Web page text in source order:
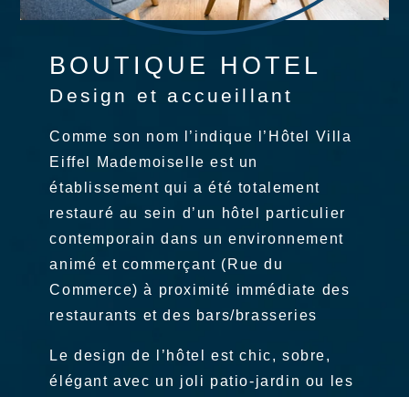
B OUTIQUE HOTEL
Design et accueillant
Comme son nom l’indique l’Hôtel Villa
Eiffel Mademoiselle est un
établissement qui a été totalement
restauré au sein d’un hôtel particulier
contemporain dans un environnement
animé et commerçant (Rue du
Commerce) à proximité immédiate des
restaurants et des bars/brasseries
Le design de l’hôtel est chic, sobre,
élégant avec un joli patio-jardin ou les